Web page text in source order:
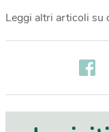
Leggi altri articoli su